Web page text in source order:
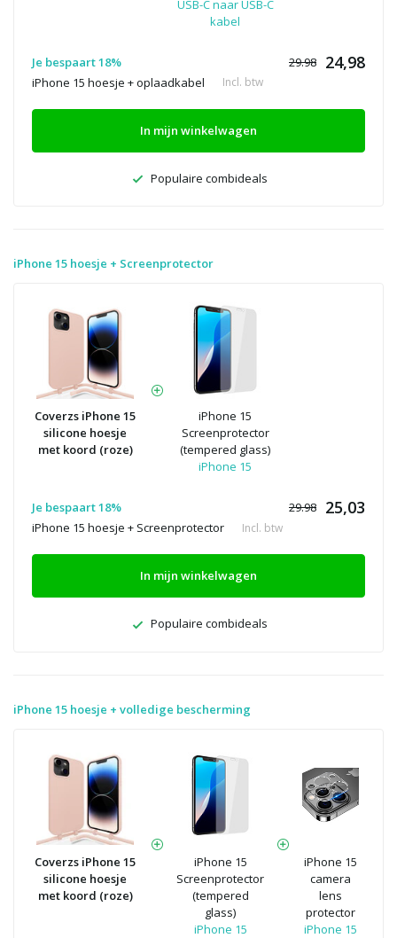
USB-C naar USB-C
kabel
Je bespaart 18% 29.98 24,98
iPhone 15 hoesje + oplaadkabel Incl. btw
In mijn winkelwagen
Populaire combideals
iPhone 15 hoesje + Screenprotector
Coverzs iPhone 15
silicone hoesje
met koord (roze)
iPhone 15
Screenprotector
(tempered glass)
iPhone 15
Je bespaart 18% 29.98 25,03
iPhone 15 hoesje + Screenprotector Incl. btw
In mijn winkelwagen
Populaire combideals
iPhone 15 hoesje + volledige bescherming
Coverzs iPhone 15
silicone hoesje
met koord (roze)
iPhone 15
Screenprotector
(tempered
glass)
iPhone 15
iPhone 15
camera
lens
protector
iPhone 15